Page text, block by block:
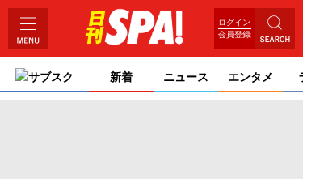
ログイン
会員登録
サブスク 新着 ニュース エンタメ ライ